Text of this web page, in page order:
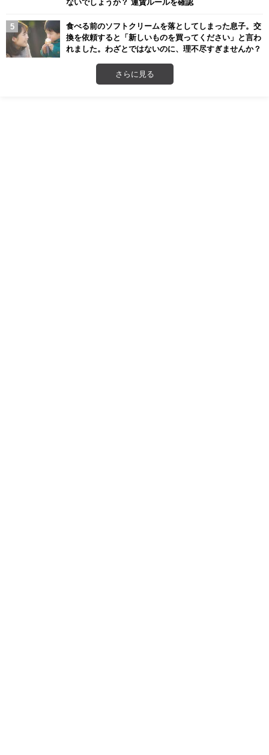
ないでしょうか？ 運賃ルールを確認
食べる前のソフトクリームを落としてしまった息子。交
換を依頼すると「新しいものを買ってください」と言わ
れました。わざとではないのに、理不尽すぎませんか？
さらに見る